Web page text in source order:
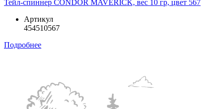
Тейл-спиннер CONDOR MAVERICK, вес 10 гр, цвет 567
Артикул
454510567
Подробнее